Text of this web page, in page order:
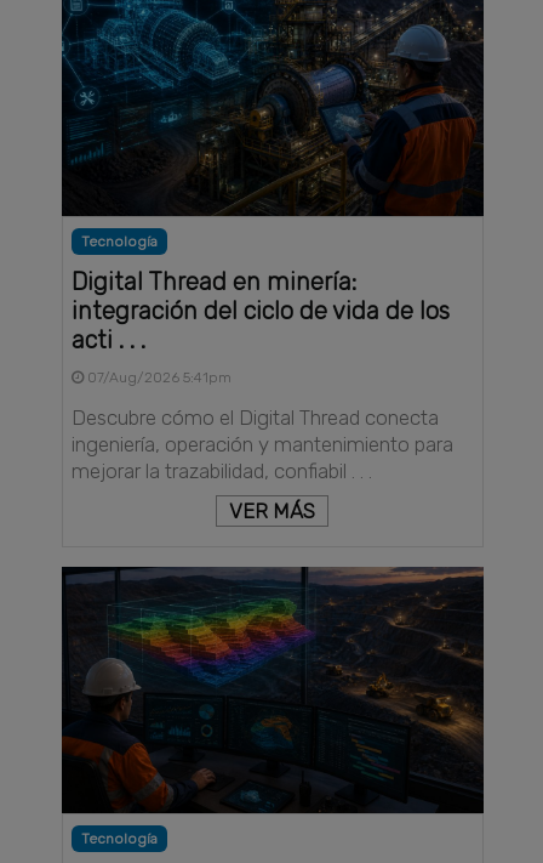
Tecnología
Digital Thread en minería:
integración del ciclo de vida de los
acti . . .
07/Aug/2026 5:41pm
Descubre cómo el Digital Thread conecta
ingeniería, operación y mantenimiento para
mejorar la trazabilidad, confiabil . . .
VER MÁS
Tecnología